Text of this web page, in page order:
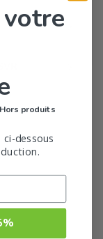
produits
dessous